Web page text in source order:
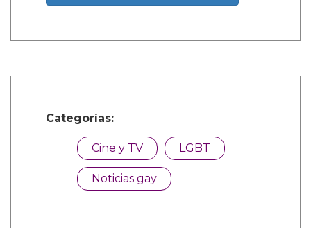
Categorías:
Cine y TV LGBT
Noticias gay